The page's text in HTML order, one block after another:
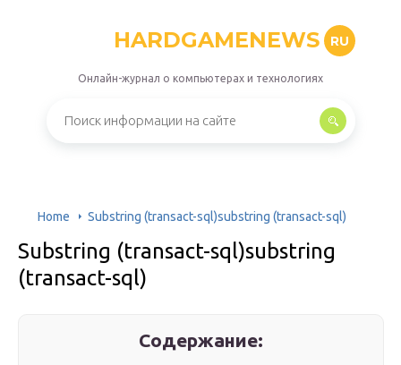
HARDGAMENEWS RU
Онлайн-журнал о компьютерах и технологиях
Home Substring (transact-sql)substring (transact-sql)
Substring (transact-sql)substring
(transact-sql)
Содержание: